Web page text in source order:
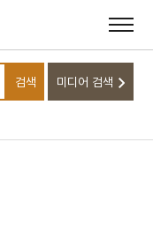
력하세요
검색 미디어 검색